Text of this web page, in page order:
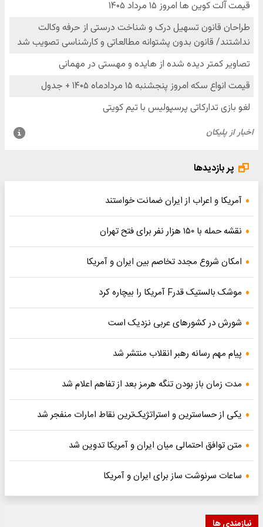
پر بازدیدها
آمریکا و اعراب از ایران ضمانت خواستند
نقشه حمله با ۱۵۰ هزار نفر برای فتح تهران
امکان شروع مجدد تخاصم‌ بین ایران و آمریکا
موشک بالستیک قدرF آمریکا را بیچاره کرد
شورش در کشورهای عربی نزدیک است
پیام مهم رسانه رهبر انقلاب منتشر شد
مدت زمان باز بودن تنگه هرمز بعد از تفاهم اعلام شد
یکی از حساسترین و استراتژیک‌ترین نقاط امارات منفجر شد
متن توافق احتمالی میان ایران و آمریکا تدوین شد
ساعات سرنوشت ساز برای ایران و آمریکا